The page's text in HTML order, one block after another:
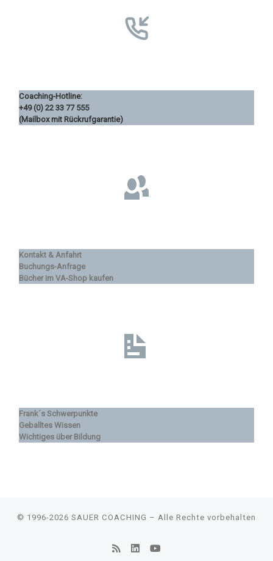
Coaching-Hotline:
+49 (0) 22 33 77 555
(Mailbox mit Rückrufgarantie)
Kontakt & Anfahrt
Buchungs-Anfrage
Bücher im VA-Shop kaufen
Frank´s Schwerpunkte
Geballtes Wissen
Wichtiges über Bildung
© 1996-2026 SAUER COACHING – Alle Rechte vorbehalten